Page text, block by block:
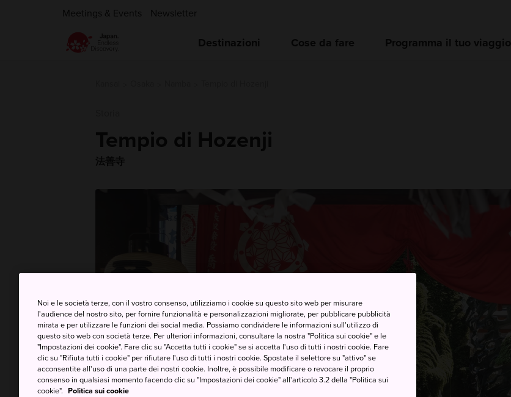
Meetings & Events Newsletter
Destinazioni Cose da fare Programma il tuo viaggio
Tempio di Hozenji
法善寺
Noi e le società terze, con il vostro consenso, utilizziamo i cookie su questo sito web per misurare
l'audience del nostro sito, per fornire funzionalità e personalizzazioni migliorate, per pubblicare pubblicità
mirata e per utilizzare le funzioni dei social media. Possiamo condividere le informazioni sull'utilizzo di
questo sito web con società terze. Per ulteriori informazioni, consultare la nostra "Politica sui cookie" e le
"Impostazioni dei cookie". Fare clic su "Accetta tutti i cookie" se si accetta l'uso di tutti i nostri cookie. Fare
clic su "Rifiuta tutti i cookie" per rifiutare l'uso di tutti i nostri cookie. Spostate il selettore su "attivo" se
acconsentite all'uso di una parte dei nostri cookie. Inoltre, è possibile modificare o revocare il proprio
consenso in qualsiasi momento facendo clic su "Impostazioni dei cookie" all'articolo 3.2 della "Politica sui
cookie". Politica sui cookie